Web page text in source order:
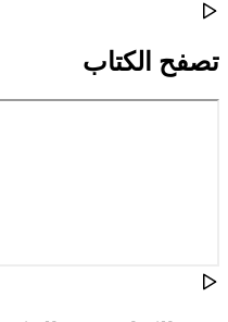
تصفح الكتاب